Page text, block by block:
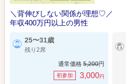
＼背伸びしない関係が理想♡／
年収400万円以上の男性
25〜31歳
残り2席
通常価格 5,200円
初参加 3,000円